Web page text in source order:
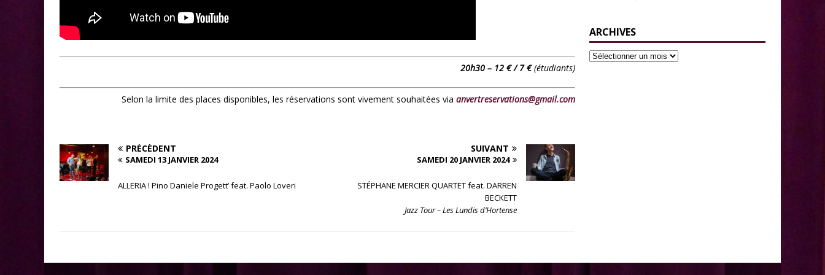
20h30 – 12 € /7 €(étudiants)
Selon la limite des places disponibles, les réservations sont vivement souhaitées via anvertreservations@gmail.com
PRÉCÉDENT
SAMEDI 13 JANVIER 2024
ALLERIA ! Pino Daniele Progett’ feat. Paolo Loveri
SUIVANT
SAMEDI 20 JANVIER 2024
STÉPHANE MERCIER QUARTET feat. DARREN
BECKETT
Jazz Tour – Les Lundis d’Hortense
ARCHIVES